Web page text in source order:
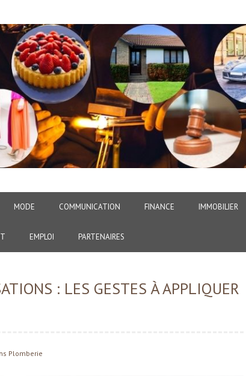
MODE COMMUNICATION FINANCE IMMOBILIER
EMPLOI PARTENAIRES
: LES GESTES À APPLIQUER
Plomberie